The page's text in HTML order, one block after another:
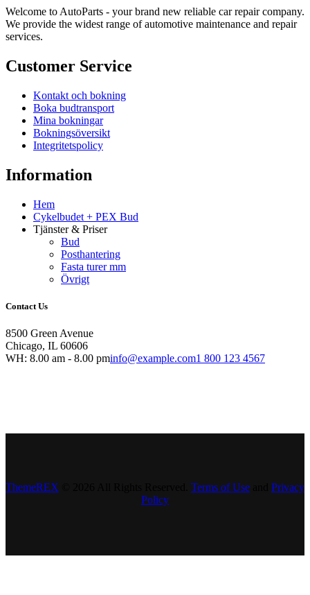
Welcome to AutoParts - your brand new reliable car repair company.
We provide the widest range of automotive maintenance and repair
services.
Customer Service
Kontakt och bokning
Boka budtransport
Mina bokningar
Bokningsöversikt
Integritetspolicy
Information
Hem
Cykelbudet + PEX Bud
Tjänster & Priser
Bud
Posthantering
Fasta turer mm
Övrigt
Contact Us
8500 Green Avenue
Chicago, IL 60606
WH: 8.00 am - 8.00 pminfo@example.com1 800 123 4567
ThemeREX Terms of Use
Privacy
Policy